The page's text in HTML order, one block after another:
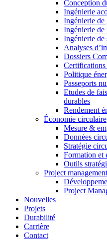
Conception
Ingénierie
Ingénierie de
Ingénierie de
Ingénierie de
Analyses
Dossiers
Politique
Passeports
Etudes de
durables
Rendement
Économie circulaire
Mesure &
Données
Stratégie
Formation et
Outils
Project
Project
Nouvelles
Projets
Durabilité
Carrière
Contact